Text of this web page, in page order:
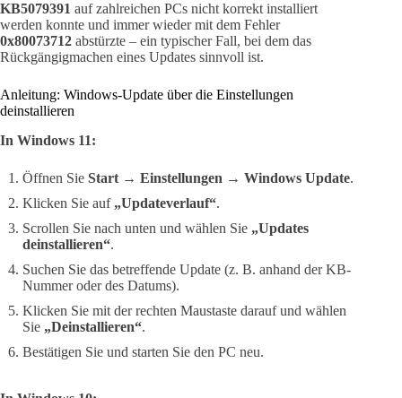
KB5079391 auf zahlreichen PCs nicht korrekt installiert
werden konnte und immer wieder mit dem Fehler
0x80073712 abstürzte – ein typischer Fall, bei dem das
Rückgängigmachen eines Updates sinnvoll ist.
Anleitung: Windows-Update über die Einstellungen
deinstallieren
In Windows 11:
Öffnen Sie Start → Einstellungen → Windows Update.
Klicken Sie auf „Updateverlauf“.
Scrollen Sie nach unten und wählen Sie „Updates
deinstallieren“.
Suchen Sie das betreffende Update (z. B. anhand der KB-
Nummer oder des Datums).
Klicken Sie mit der rechten Maustaste darauf und wählen
Sie „Deinstallieren“.
Bestätigen Sie und starten Sie den PC neu.